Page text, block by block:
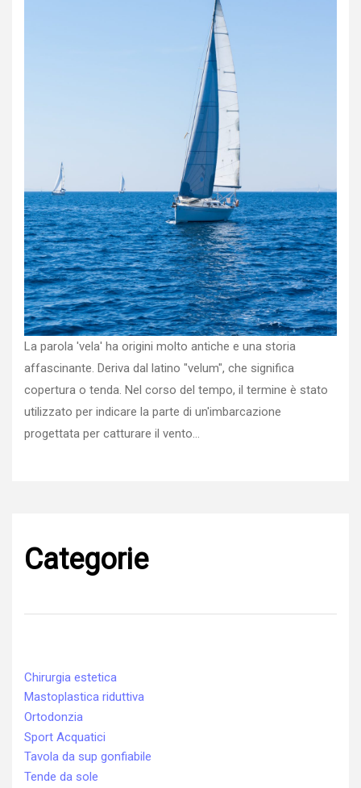
La parola 'vela' ha origini molto antiche e una storia
affascinante. Deriva dal latino "velum", che significa
copertura o tenda. Nel corso del tempo, il termine è stato
utilizzato per indicare la parte di un'imbarcazione
progettata per catturare il vento…
Categorie
Chirurgia estetica
Mastoplastica riduttiva
Ortodonzia
Sport Acquatici
Tavola da sup gonfiabile
Tende da sole